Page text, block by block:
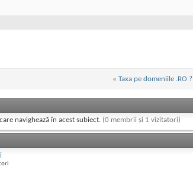
« Taxa pe domeniile .RO ?
navighează în acest subiect. (0 membrii și 1 vizitatori)